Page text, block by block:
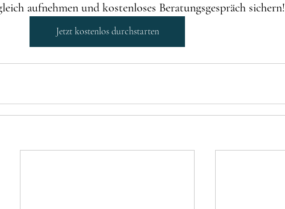
aufnehmen und kostenloses Beratungsgespräch sichern!
Jetzt kostenlos durchstarten